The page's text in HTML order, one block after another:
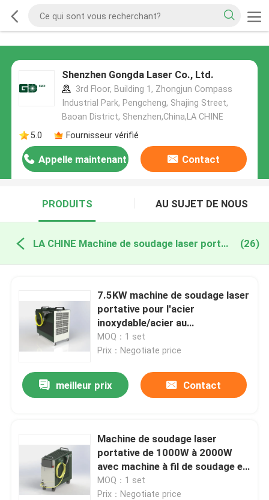
Shenzhen Gongda Laser Co., Ltd.
3rd Floor, Building 1, Zhongjun Compass
Industrial Park, Pengcheng, Shajing Street,
Baoan District, Shenzhen,China,LA CHINE
5.0
Fournisseur vérifié
Appelle maintenant Contact
PRODUITS AU SUJET DE NOUS
LA CHINE Machine de soudage laser portable (26)
7.5KW machine de soudage laser
portative pour l'acier
inoxydable/acier au
carbone/aluminium/ cuivre
MOQ：1 set
Prix：Negotiate price
meilleur prix Contact
Machine de soudage laser
portative de 1000W à 2000W
avec machine à fil de soudage en
option et 7,5 kg
MOQ：1 set
Prix：Negotiate price